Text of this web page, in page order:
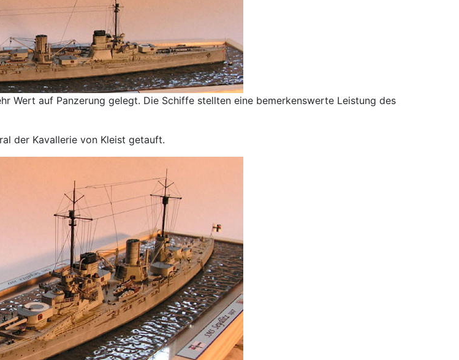
Wert auf Panzerung gelegt. Die Schiffe stellten eine bemerkenswerte Leistung des
der Kavallerie von Kleist getauft.